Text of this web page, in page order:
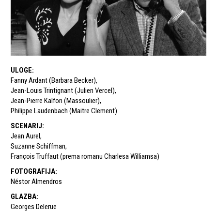
ULOGE:
Fanny Ardant (Barbara Becker),
Jean-Louis Trintignant (Julien Vercel),
Jean-Pierre Kalfon (Massoulier),
Philippe Laudenbach (Maitre Clement)
SCENARIJ:
Jean Aurel,
Suzanne Schiffman,
François Truffaut (prema romanu Charlesa Williamsa)
FOTOGRAFIJA:
Néstor Almendros
GLAZBA:
Georges Delerue